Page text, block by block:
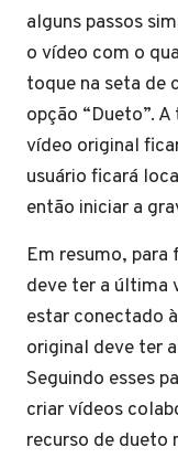
alguns passos
o vídeo com o
toque na seta de
opção “Dueto”.
vídeo original
usuário ficará
então iniciar a
Em resumo, para
deve ter a última
estar conectado
original deve ter
Seguindo esses
criar vídeos
recurso de dueto